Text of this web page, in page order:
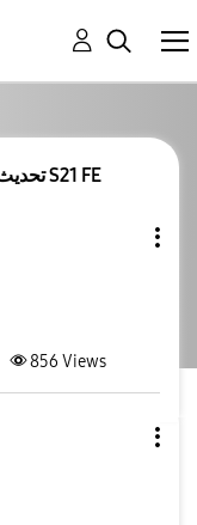
تحديث S21 FE
856 Views